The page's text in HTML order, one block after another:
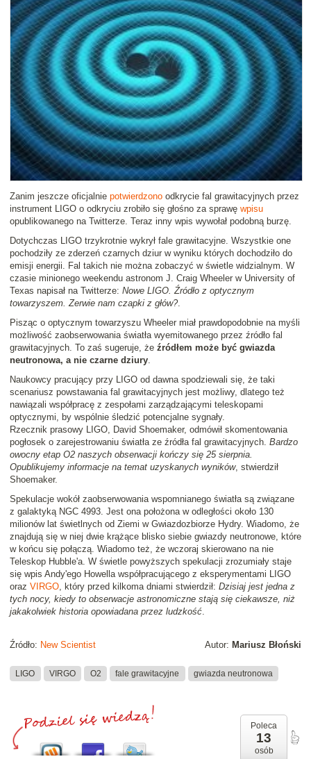
Zanim jeszcze oficjalnie potwierdzono odkrycie fal grawitacyjnych przez
instrument LIGO o odkryciu zrobiło się głośno za sprawę wpisu
opublikowanego na Twitterze. Teraz inny wpis wywołał podobną burzę.
Dotychczas LIGO trzykrotnie wykrył fale grawitacyjne. Wszystkie one
pochodziły ze zderzeń czarnych dziur w wyniku których dochodziło do
emisji energii. Fal takich nie można zobaczyć w świetle widzialnym. W
czasie minionego weekendu astronom J. Craig Wheeler w University of
Texas napisał na Twitterze: Nowe LIGO. Źródło z optycznym
towarzyszem. Zerwie nam czapki z głów?.
Pisząc o optycznym towarzyszu Wheeler miał prawdopodobnie na myśli
możliwość zaobserwowania światła wyemitowanego przez źródło fal
grawitacyjnych. To zaś sugeruje, że źródłem może być gwiazda
neutronowa, a nie czarne dziury.
Naukowcy pracujący przy LIGO od dawna spodziewali się, że taki
scenariusz powstawania fal grawitacyjnych jest możliwy, dlatego też
nawiązali współpracę z zespołami zarządzającymi teleskopami
optycznymi, by wspólnie śledzić potencjalne sygnały.
Rzecznik prasowy LIGO, David Shoemaker, odmówił skomentowania
pogłosek o zarejestrowaniu światła ze źródła fal grawitacyjnych. Bardzo
owocny etap O2 naszych obserwacji kończy się 25 sierpnia.
Opublikujemy informacje na temat uzyskanych wyników, stwierdził
Shoemaker.
Spekulacje wokół zaobserwowania wspomnianego światła są związane
z galaktyką NGC 4993. Jest ona położona w odległości około 130
milionów lat świetlnych od Ziemi w Gwiazdozbiorze Hydry. Wiadomo, że
znajdują się w niej dwie krążące blisko siebie gwiazdy neutronowe, które
w końcu się połączą. Wiadomo też, że wczoraj skierowano na nie
Teleskop Hubble'a. W świetle powyższych spekulacji zrozumiały staje
się wpis Andy'ego Howella współpracującego z eksperymentami LIGO
oraz VIRGO, który przed kilkoma dniami stwierdził: Dzisiaj jest jedna z
tych nocy, kiedy to obserwacje astronomiczne stają się ciekawsze, niż
jakakolwiek historia opowiadana przez ludzkość.
Autor: Mariusz Błoński
Źródło: New Scientist
LIGO VIRGO O2 fale grawitacyjne gwiazda neutronowa
Poleca
13
osób